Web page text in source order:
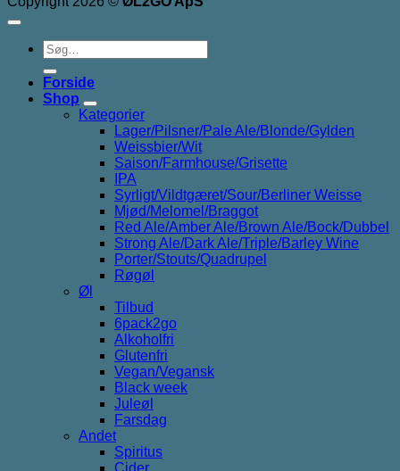
Søg
efter:
Forside
Shop
Kategorier
Lager/Pilsner/Pale Ale/Blonde/Gylden
Weissbier/Wit
Saison/Farmhouse/Grisette
IPA
Syrligt/Vildtgæret/Sour/Berliner Weisse
Mjød/Melomel/Braggot
Red Ale/Amber Ale/Brown Ale/Bock/Dubbel
Strong Ale/Dark Ale/Triple/Barley Wine
Porter/Stouts/Quadrupel
Røgøl
Øl
Tilbud
6pack2go
Alkoholfri
Glutenfri
Vegan/Vegansk
Black week
Juleøl
Farsdag
Andet
Spiritus
Cider